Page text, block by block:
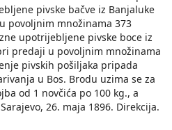
pivske bačve iz Banjaluke
povoljnim množinama 373
upotrijebljene pivske boce iz
predaji u povoljnim množinama
pivskih pošiljaka pripada
u Bos. Brodu uzima se za
od 1 novčića po 100 kg., a
26. maja 1896. Direkcija.